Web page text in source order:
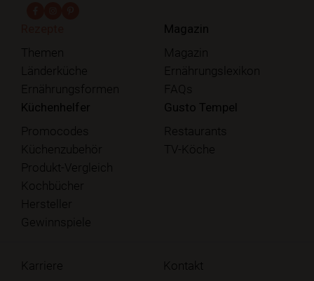
Themen
Länderküche
Ernährungsformen
Magazin
Magazin
Ernährungslexikon
FAQs
Küchenhelfer
Promocodes
Küchenzubehör
Produkt-Vergleich
Kochbücher
Hersteller
Gewinnspiele
Gusto Tempel
Restaurants
TV-Köche
Karriere
Kontakt